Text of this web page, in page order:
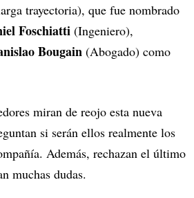
trayectoria), que fue nombrado
Foschiatti (Ingeniero),
Bougain (Abogado) como
miran de reojo esta nueva
si serán ellos realmente los
Además, rechazan el último
muchas dudas.